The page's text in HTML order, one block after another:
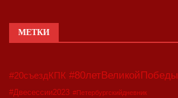
МЕТКИ
#20съездКПК #80летВеликойПобеды
#Двесессии2023 #Петербургскийдневник